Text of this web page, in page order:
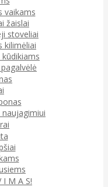
vaikams
žaislai
stoveliai
kilimėliai
naujagimiui
I M A S!